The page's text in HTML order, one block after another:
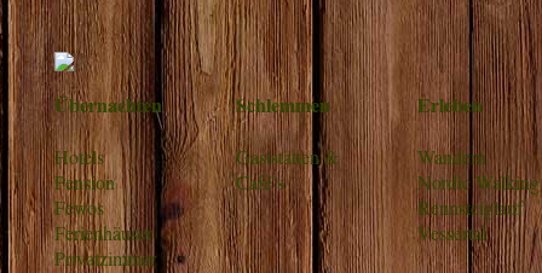
Übernachten
Hotels
Pension
Fewos
Ferienhäuser
Privatzimmer
Schlemmen
Gaststätten &
Café’s
Erleben
Wandern
Nordic Walking
Rennsteiglauf
Vessertal